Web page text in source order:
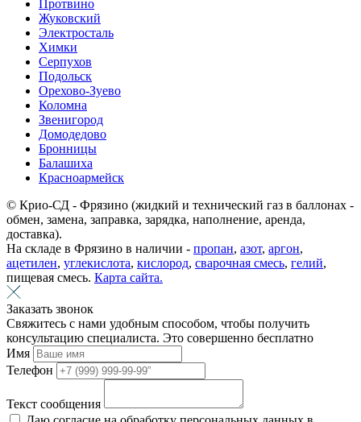
Протвино
Жуковский
Электросталь
Химки
Серпухов
Подольск
Орехово-Зуево
Коломна
Звенигород
Домодедово
Бронницы
Балашиха
Красноармейск
© Крио-СД - Фрязино (жидкий и технический газ в баллонах -
обмен, замена, заправка, зарядка, наполнение, аренда,
доставка).
На складе в Фрязино в наличии - пропан, азот, аргон,
ацетилен, углекислота, кислород, сварочная смесь, гелий,
пищевая смесь. Карта сайта.
Заказать звонок
Свяжитесь с нами удобным способом, чтобы получить
консультацию специалиста. Это совершенно бесплатно
Имя
Телефон
Текст сообщения